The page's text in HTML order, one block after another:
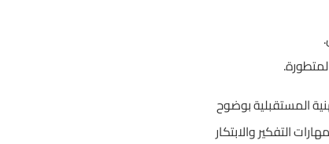
المستقبلية بوضوح
التفكير والابتكار